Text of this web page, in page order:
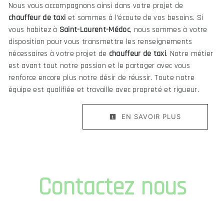
Nous vous accompagnons ainsi dans votre projet de
chauffeur de taxi et sommes à l’écoute de vos besoins. Si
vous habitez à Saint-Laurent-Médoc, nous sommes à votre
disposition pour vous transmettre les renseignements
nécessaires à votre projet de chauffeur de taxi. Notre métier
est avant tout notre passion et le partager avec vous
renforce encore plus notre désir de réussir. Toute notre
équipe est qualifiée et travaille avec propreté et rigueur.
EN SAVOIR PLUS
Contactez nous